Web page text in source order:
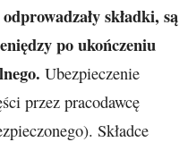
składki, są
po ukończeniu
Ubezpieczenie
przez pracodawcę
Składce